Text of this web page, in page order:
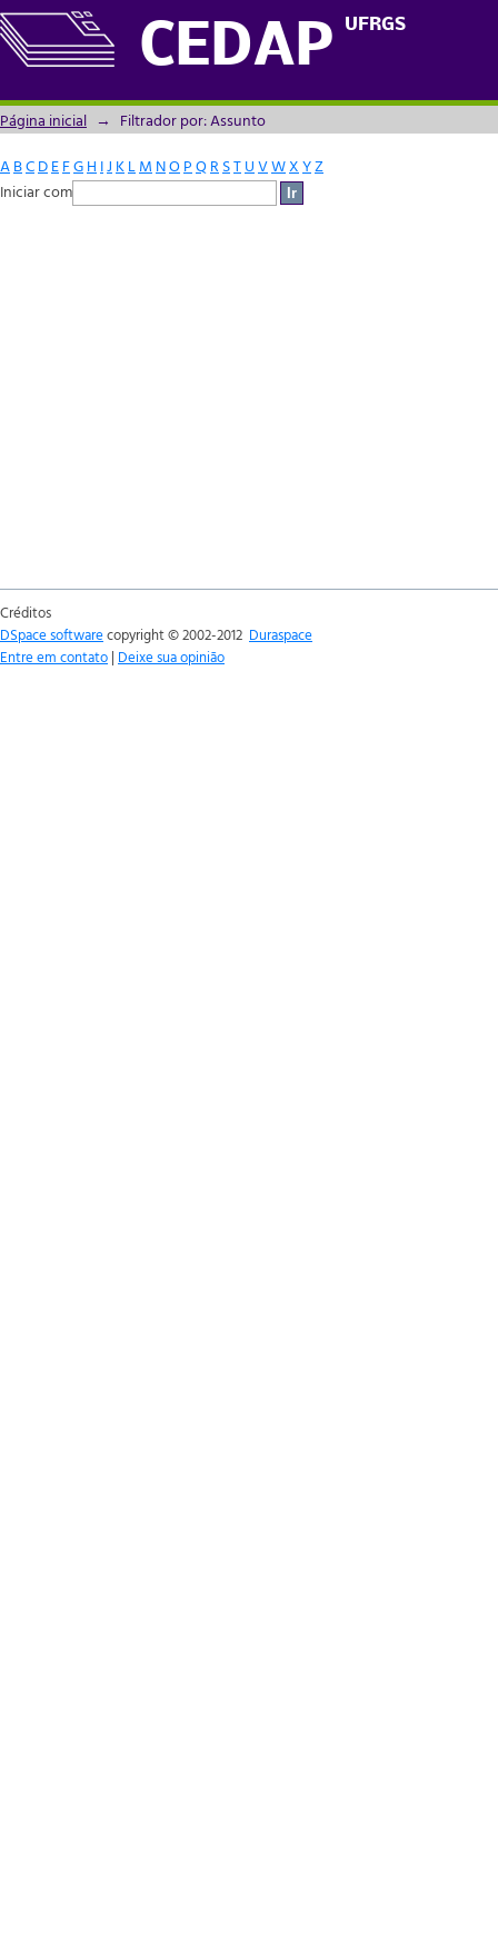
CEDAP UFRGS
Filtrador por: Assunto
Página inicial → Filtrador por: Assunto
ABCDEFGH IJ KLM NOPQRSTUVWXYZ
Iniciar com
Créditos
DSpace softwarecopyright © 2002-2012 Duraspace
Entre em contato | Deixe sua opinião